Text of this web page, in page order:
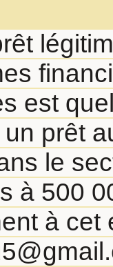
est
prêt
le
à 500
à cet